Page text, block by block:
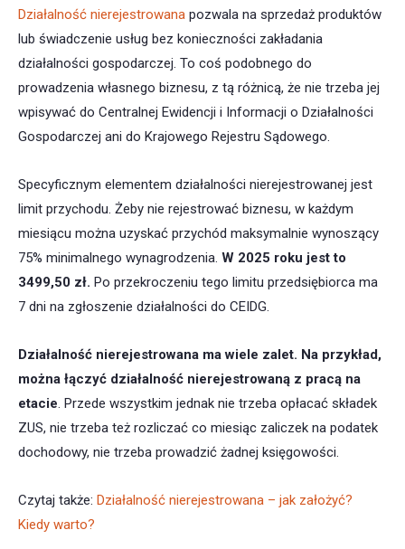
Działalność nierejestrowana pozwala na sprzedaż produktów
lub świadczenie usług bez konieczności zakładania
działalności gospodarczej. To coś podobnego do
prowadzenia własnego biznesu, z tą różnicą, że nie trzeba jej
wpisywać do Centralnej Ewidencji i Informacji o Działalności
Gospodarczej ani do Krajowego Rejestru Sądowego.
Specyficznym elementem działalności nierejestrowanej jest
limit przychodu. Żeby nie rejestrować biznesu, w każdym
miesiącu można uzyskać przychód maksymalnie wynoszący
75% minimalnego wynagrodzenia. W 2025 roku jest to
3499,50 zł. Po przekroczeniu tego limitu przedsiębiorca ma
7 dni na zgłoszenie działalności do CEIDG.
Działalność nierejestrowana ma wiele zalet. Na przykład,
można łączyć działalność nierejestrowaną z pracą na
etacie. Przede wszystkim jednak nie trzeba opłacać składek
ZUS, nie trzeba też rozliczać co miesiąc zaliczek na podatek
dochodowy, nie trzeba prowadzić żadnej księgowości.
Czytaj także: Działalność nierejestrowana – jak założyć?
Kiedy warto?